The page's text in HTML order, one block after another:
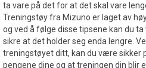
ta vare på det for at det skal vare
Treningstøy fra Mizuno er laget av
og ved å følge disse tipsene kan du
sikre at det holder seg enda lengre.
treningstøyet ditt, kan du være sikker
pengene dine og at treningen din blir